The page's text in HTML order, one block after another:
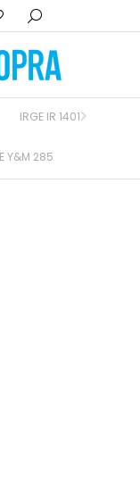
Y&M 285
IRGE IR 1401